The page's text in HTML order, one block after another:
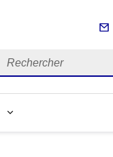
Rechercher